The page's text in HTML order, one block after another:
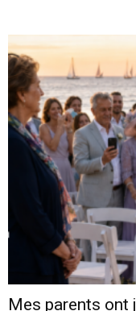
Mes parents ont